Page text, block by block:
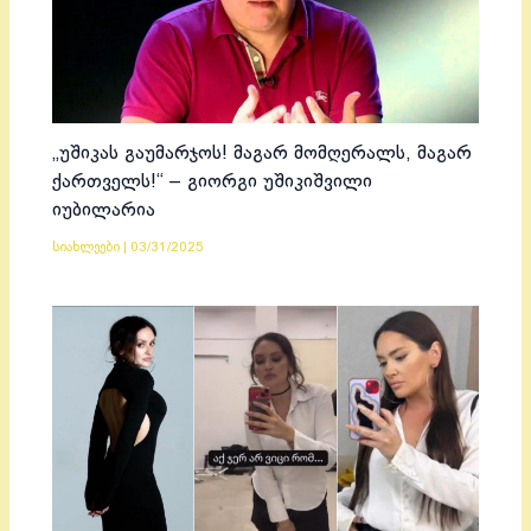
„უშიკას გაუმარჯოს! მაგარ მომღერალს, მაგარ
ქართველს!“ – გიორგი უშიკიშვილი
იუბილარია
სიახლეები 03/31/2025